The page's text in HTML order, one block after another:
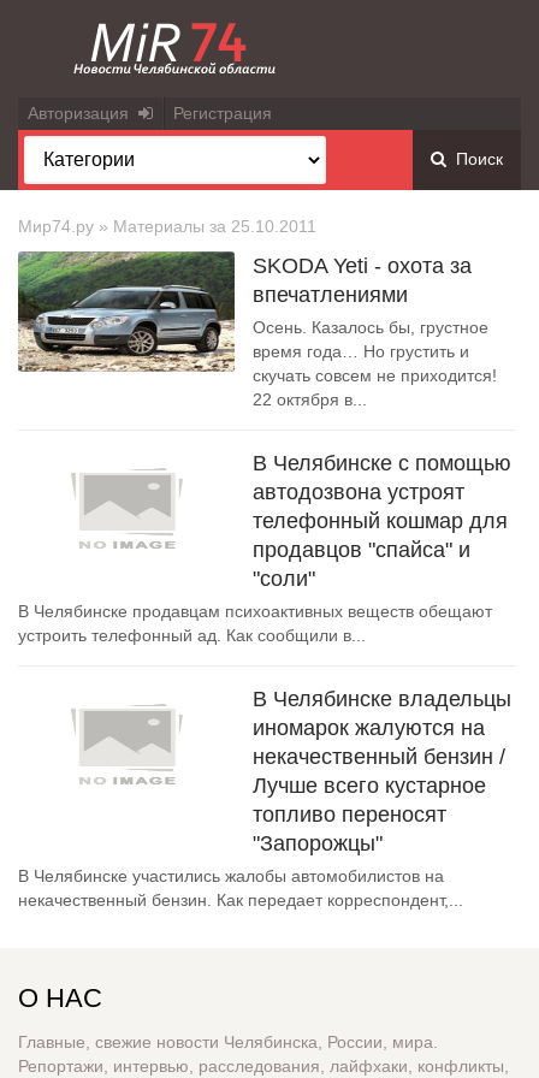
Авторизация Регистрация
Поиск
Мир74.ру » Материалы за 25.10.2011
SKODA Yeti - охота за
впечатлениями
Осень. Казалось бы, грустное
время года… Но грустить и
скучать совсем не приходится!
22 октября в...
В Челябинске с помощью
автодозвона устроят
телефонный кошмар для
продавцов "спайса" и
"соли"
В Челябинске продавцам психоактивных веществ обещают
устроить телефонный ад. Как сообщили в...
В Челябинске владельцы
иномарок жалуются на
некачественный бензин /
Лучше всего кустарное
топливо переносят
"Запорожцы"
В Челябинске участились жалобы автомобилистов на
некачественный бензин. Как передает корреспондент,...
О НАС
Главные, свежие новости Челябинска, России, мира.
Репортажи, интервью, расследования, лайфхаки, конфликты,